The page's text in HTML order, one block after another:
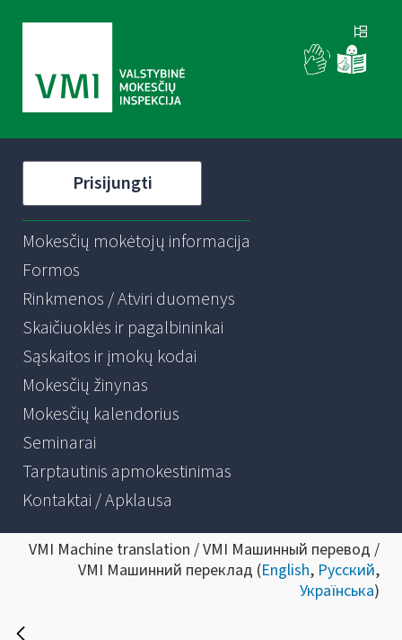
Prisijungti
Mokesčių mokėtojų informacija
Formos
Rinkmenos / Atviri duomenys
Skaičiuoklės ir pagalbininkai
Sąskaitos ir įmokų kodai
Mokesčių žinynas
Mokesčių kalendorius
Seminarai
Tarptautinis apmokestinimas
Kontaktai / Apklausa
VMI Machine translation / VMI Машинный перевод /
VMI Машинний переклад (English, Русский,
Українська)